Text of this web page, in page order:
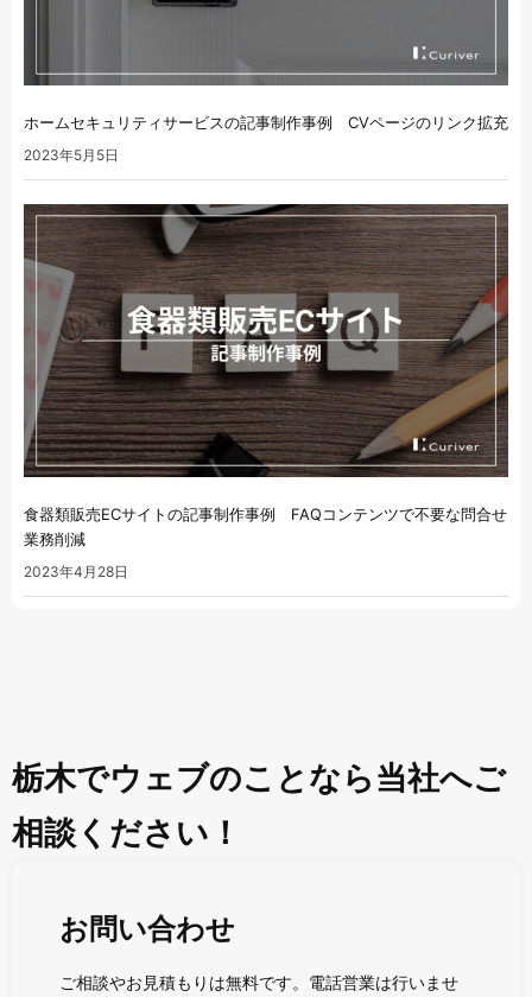
ホームセキュリティサービスの記事制作事例 CVページのリンク拡充
2023年5月5日
食器類販売ECサイトの記事制作事例 FAQコンテンツで不要な問合せ
業務削減
2023年4月28日
栃木でウェブのことなら当社へご
相談ください！
お問い合わせ
ご相談やお見積もりは無料です。電話営業は行いませ